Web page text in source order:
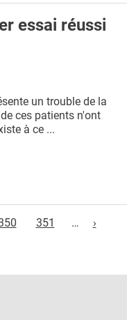
essai réussi
un trouble de la
ces patients n'ont
à ce ...
351 … ›